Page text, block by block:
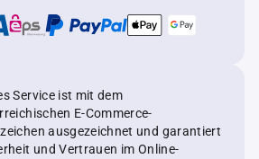
Service ist mit dem
E-Commerce-
ausgezeichnet und garantiert
und Vertrauen im Online-